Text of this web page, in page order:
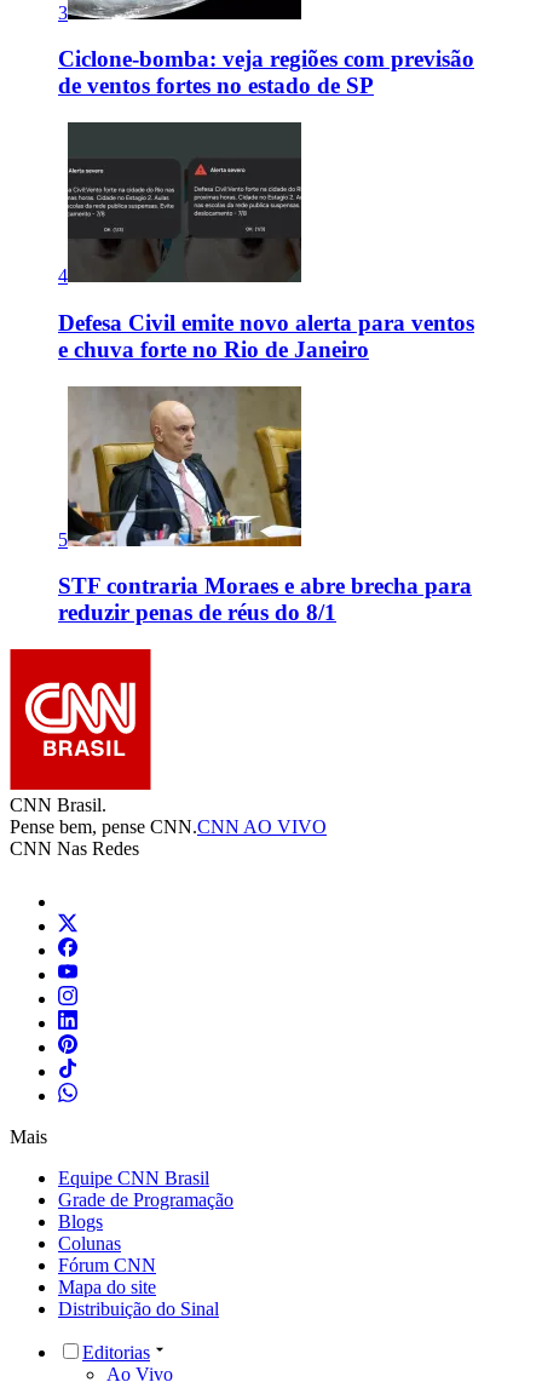
3
Ciclone-bomba: veja regiões com previsão
de ventos fortes no estado de SP
4
Defesa Civil emite novo alerta para ventos
e chuva forte no Rio de Janeiro
5
STF contraria Moraes e abre brecha para
reduzir penas de réus do 8/1
CNN Brasil.
Pense bem, pense CNN.CNN AO VIVO
CNN Nas Redes
Mais
Equipe CNN Brasil
Grade de Programação
Blogs
Colunas
Fórum CNN
Mapa do site
Distribuição do Sinal
Editorias
Ao Vivo